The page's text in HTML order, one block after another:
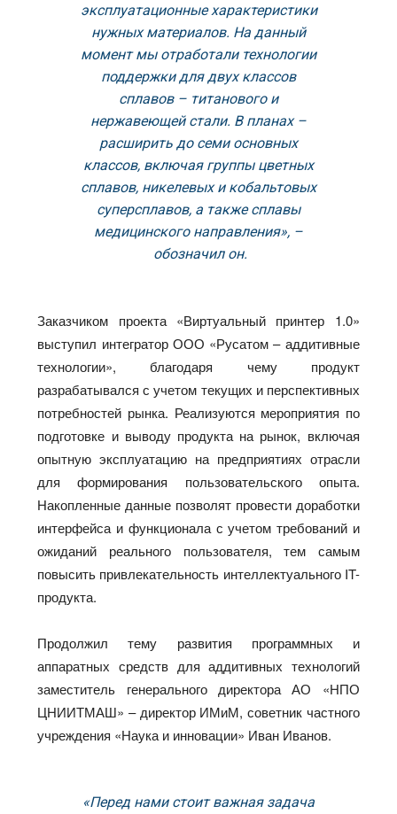
эксплуатационные характеристики
нужных материалов. На данный
момент мы отработали технологии
поддержки для двух классов
сплавов – титанового и
нержавеющей стали. В планах –
расширить до семи основных
классов, включая группы цветных
сплавов, никелевых и кобальтовых
суперсплавов, а также сплавы
медицинского направления», –
обозначил он.
Заказчиком проекта «Виртуальный принтер 1.0»
выступил интегратор ООО «Русатом – аддитивные
технологии», благодаря чему продукт
разрабатывался с учетом текущих и перспективных
потребностей рынка. Реализуются мероприятия по
подготовке и выводу продукта на рынок, включая
опытную эксплуатацию на предприятиях отрасли
для формирования пользовательского опыта.
Накопленные данные позволят провести доработки
интерфейса и функционала с учетом требований и
ожиданий реального пользователя, тем самым
повысить привлекательность интеллектуального IT-
продукта.
Продолжил тему развития программных и
аппаратных средств для аддитивных технологий
заместитель генерального директора АО «НПО
ЦНИИТМАШ» – директор ИМиМ, советник частного
учреждения «Наука и инновации» Иван Иванов.
«Перед нами стоит важная задача